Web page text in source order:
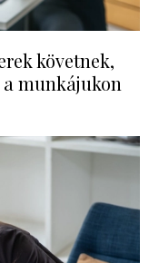
követnek,
munkájukon